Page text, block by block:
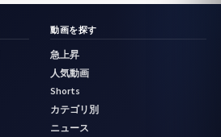
動画を探す
急上昇
人気動画
Shorts
カテゴリ別
ニュース